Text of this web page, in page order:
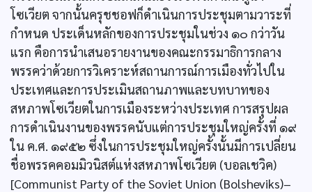
โซเวียต จากนั้นครุชชอฟก็ดำเนินการประชุมตามวาระที่
กำหนด ประเด็นหลักของการประชุมในช่วง ๑๐ กว่าวัน
แรก คือการนำเสนอรายงานของคณะกรรมาธิการกลาง
พรรคว่าด้วยการวิเคราะห์สถานการณ์การเมืองทั่วไปใน
ประเทศและการประเมินสถานภาพและบทบาทของ
สหภาพโซเวียตในการเมืองระหว่างประเทศ การสรุปผล
การดำเนินงานของพรรคนับแต่การประชุมใหญ่ครั้งที่ ๑๙
ใน ค.ศ. ๑๙๕๒ ซึ่งในการประชุมใหญ่ครั้งนั้นมีการเปลี่ยน
ชื่อพรรคคอมมิวนิสต์แห่งสหภาพโซเวียต (บอลเชวิค)
[Communist Party of the Soviet Union (Bolsheviks)–